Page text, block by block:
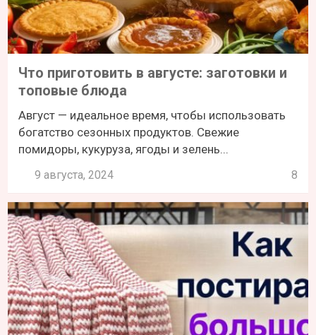
Что приготовить в августе: заготовки и
топовые блюда
Август — идеальное время, чтобы использовать
богатство сезонных продуктов. Свежие
помидоры, кукуруза, ягоды и зелень...
9 августа, 2024 8